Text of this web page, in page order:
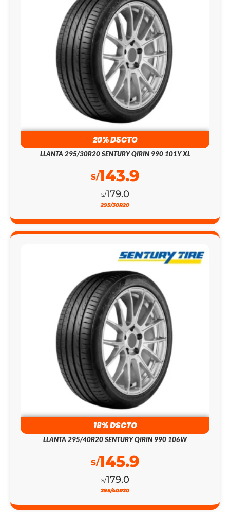
20% DSCTO
LLANTA 295/30R20 SENTURY QIRIN 990 101Y XL
S/179.0
S/143.9
295/30R20
18% DSCTO
LLANTA 295/40R20 SENTURY QIRIN 990 106W
S/179.0
S/145.9
295/40R20